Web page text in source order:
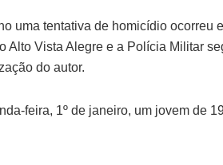
uma tentativa de homicídio ocorreu
Alto Vista Alegre e a Polícia Militar
do autor.
feira, 1º de janeiro, um jovem de